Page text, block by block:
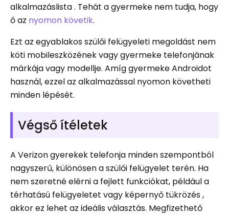
alkalmazáslista . Tehát a gyermeke nem tudja, hogy
ő az nyomon követik.
Ezt az egyablakos szülői felügyeleti megoldást nem
köti mobileszközének vagy gyermeke telefonjának
márkája vagy modellje. Amíg gyermeke Androidot
használ, ezzel az alkalmazással nyomon követheti
minden lépését.
Végső ítéletek
A Verizon gyerekek telefonja minden szempontból
nagyszerű, különösen a szülői felügyelet terén. Ha
nem szeretné elérni a fejlett funkciókat, például a
térhatású felügyeletet vagy képernyő tükrözés ,
akkor ez lehet az ideális választás. Megfizethető